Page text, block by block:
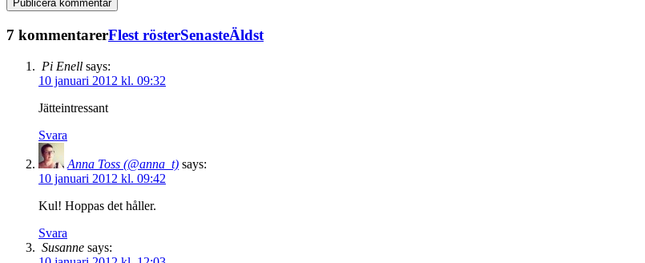
7 kommentarerFlest rösterSenasteÄldst
Pi Enell says:
10 januari 2012 kl. 09:32
Jätteintressant
Svara
Anna Toss (@anna_t) says:
10 januari 2012 kl. 09:42
Kul! Hoppas det håller.
Svara
Susanne says: